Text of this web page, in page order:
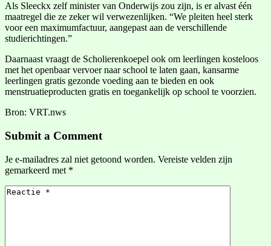
Als Sleeckx zelf minister van Onderwijs zou zijn, is er alvast één
maatregel die ze zeker wil verwezenlijken. “We pleiten heel sterk
voor een maximumfactuur, aangepast aan de verschillende
studierichtingen.”
Daarnaast vraagt de Scholierenkoepel ook om leerlingen kosteloos
met het openbaar vervoer naar school te laten gaan, kansarme
leerlingen gratis gezonde voeding aan te bieden en ook
menstruatieproducten gratis en toegankelijk op school te voorzien.
Bron: VRT.nws
Submit a Comment
Je e-mailadres zal niet getoond worden. Vereiste velden zijn
gemarkeerd met *